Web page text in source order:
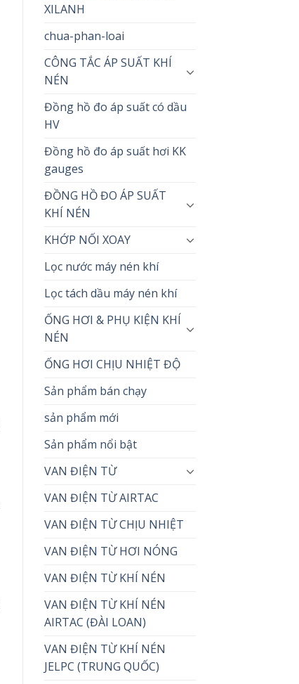
XILANH
chua-phan-loai
CÔNG TẮC ÁP SUẤT KHÍ
NÉN
Đồng hồ đo áp suất có dầu
HV
Đồng hồ đo áp suất hơi KK
gauges
ĐỒNG HỒ ĐO ÁP SUẤT
KHÍ NÉN
KHỚP NỐI XOAY
Lọc nước máy nén khí
Lọc tách dầu máy nén khí
ỐNG HƠI & PHỤ KIỆN KHÍ
NÉN
ỐNG HƠI CHỊU NHIỆT ĐỘ
Sản phẩm bán chạy
sản phẩm mới
Sản phẩm nổi bật
VAN ĐIỆN TỪ
VAN ĐIỆN TỪ AIRTAC
VAN ĐIỆN TỪ CHỊU NHIỆT
VAN ĐIỆN TỪ HƠI NÓNG
VAN ĐIỆN TỪ KHÍ NÉN
VAN ĐIỆN TỪ KHÍ NÉN
AIRTAC (ĐÀI LOAN)
VAN ĐIỆN TỪ KHÍ NÉN
JELPC (TRUNG QUỐC)